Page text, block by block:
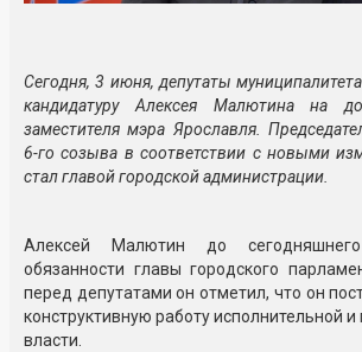
Сегодня, 3 июня, депутаты
кандидатуру Алексея Малютина на
заместителя мэра Ярославля.
6-го созыва в соответствии с новыми
стал главой городской администрации.
Алексей Малютин до
обязанности главы городского
перед депутатами он отметил, что он
конструктивную работу исполнительной
власти.